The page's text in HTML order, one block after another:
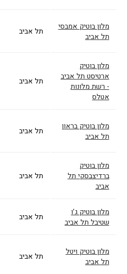
מלון בוטיק אמבסי
תל אביב
תל אביב
מלון בוטיק
ארטיסט תל אביב
- רשת מלונות
אטלס
תל אביב
מלון בוטיק בראון
תל אביב
תל אביב
מלון בוטיק
ברדיצבסקי תל
אביב
תל אביב
מלון בוטיק ג’ו
שטיבל תל אביב
תל אביב
מלון בוטיק ויטל
תל אביב
תל אביב